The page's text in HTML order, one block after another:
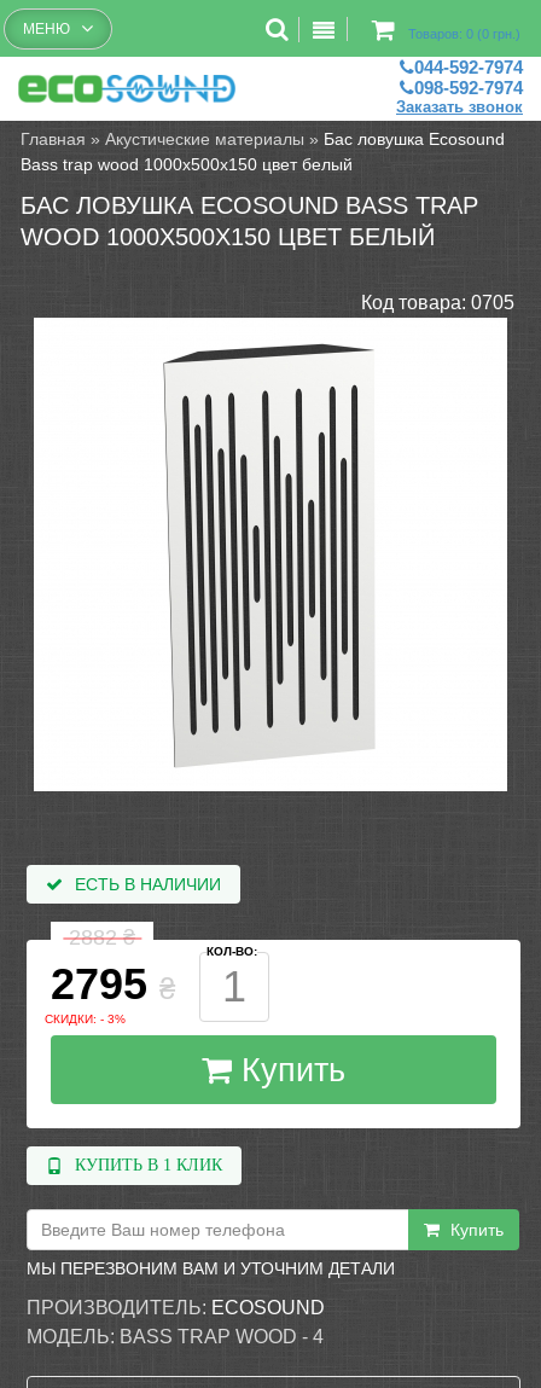
Бесплатный рассчет помещений
Товаров: 0 (0 грн.)
МЕНЮ
044-592-7974
098-592-7974
Заказать звонок
Главная »Акустические материалы » Бас ловушка Ecosound
Bass trap wood 1000х500х150 цвет белый
БАС ЛОВУШКА ECOSOUND BASS TRAP
WOOD 1000Х500Х150 ЦВЕТ БЕЛЫЙ
Код товара: 0705
ЕСТЬ В НАЛИЧИИ
2882₴
2795 ₴
СКИДКИ: - 3%
КОЛ-ВО:
Купить
КУПИТЬ В 1 КЛИК
Купить
МЫ ПЕРЕЗВОНИМ ВАМ И УТОЧНИМ ДЕТАЛИ
ПРОИЗВОДИТЕЛЬ: ECOSOUND
МОДЕЛЬ: BASS TRAP WOOD - 4